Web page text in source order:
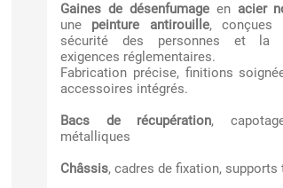
Gaines de désenfumageen acier
une peinture antirouille, conçues
sécurité des personnes et la
exigences réglementaires.
Fabrication précise, finitions
accessoires intégrés.
Bacs de récupération,
métalliques
Châssis, cadres de fixation, supports